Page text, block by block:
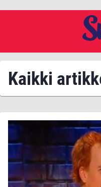
Kaikki